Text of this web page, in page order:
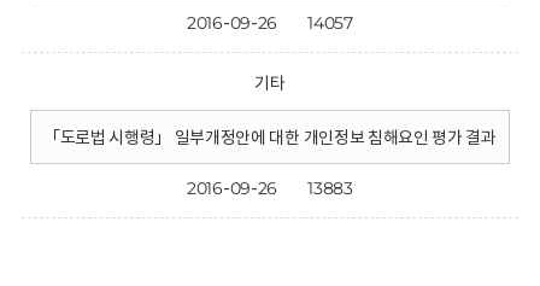
2016-09-26 14057
기타
「도로법 시행령」 일부개정안에 대한 개인정보 침해요인 평가 결과
2016-09-26 13883